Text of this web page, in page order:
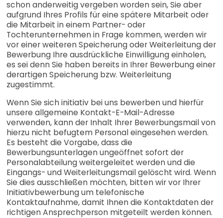
schon anderweitig vergeben worden sein, Sie aber
aufgrund Ihres Profils für eine spätere Mitarbeit oder
die Mitarbeit in einem Partner- oder
Tochterunternehmen in Frage kommen, werden wir
vor einer weiteren Speicherung oder Weiterleitung der
Bewerbung Ihre ausdrückliche Einwilligung einholen,
es sei denn Sie haben bereits in Ihrer Bewerbung einer
derartigen Speicherung bzw. Weiterleitung
zugestimmt.
Wenn Sie sich initiativ bei uns bewerben und hierfür
unsere allgemeine Kontakt-E-Mail-Adresse
verwenden, kann der Inhalt Ihrer Bewerbungsmail von
hierzu nicht befugtem Personal eingesehen werden.
Es besteht die Vorgabe, dass die
Bewerbungsunterlagen ungeöffnet sofort der
Personalabteilung weitergeleitet werden und die
Eingangs- und Weiterleitungsmail gelöscht wird. Wenn
Sie dies ausschließen möchten, bitten wir vor Ihrer
Initiativbewerbung um telefonische
Kontaktaufnahme, damit Ihnen die Kontaktdaten der
richtigen Ansprechperson mitgeteilt werden können.